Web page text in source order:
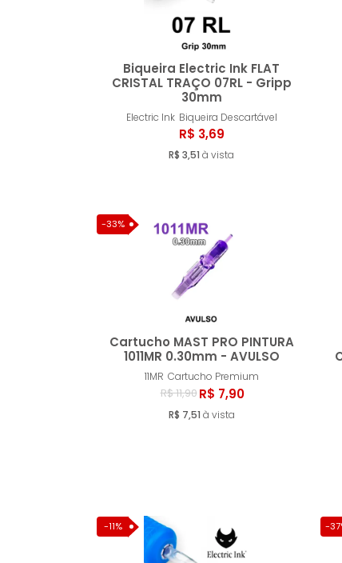
Biqueira Electric Ink FLAT
CRISTAL TRAÇO 07RL - Gripp
30mm
Electric Ink Biqueira Descartável
R$ 3,69
R$ 3,51 à vista
Comprar
-33%
Cartucho MAST PRO PINTURA
1011MR 0.30mm - AVULSO
11MR Cartucho Premium
R$ 11,90R$ 7,90
R$ 7,51 à vista
Comprar
-11% -